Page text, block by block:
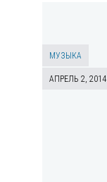
МУЗЫКА
АПРЕЛЬ 2, 2014